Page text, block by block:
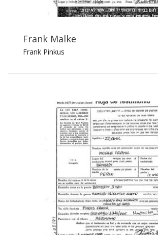
Frank Malke
Frank Pinkus